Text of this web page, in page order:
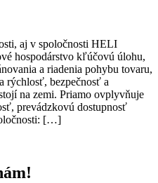
aj v spoločnosti HELI
hospodárstvo kľúčovú úlohu,
a riadenia pohybu tovaru,
rýchlosť, bezpečnosť a
na zemi. Priamo ovplyvňuje
prevádzkovú dostupnosť
[…]